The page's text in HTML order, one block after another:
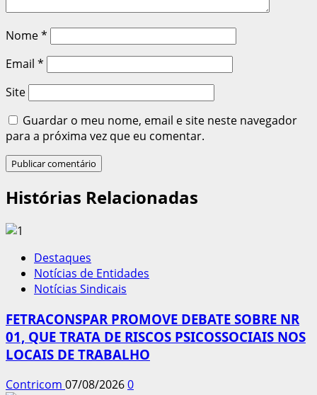
Nome*
Email *
Site
Guardar o meu nome, email e site neste navegador
para a próxima vez que eu comentar.
Histórias Relacionadas
Destaques
Notícias de Entidades
Notícias Sindicais
FETRACONSPAR PROMOVE DEBATE SOBRE NR
01, QUE TRATA DE RISCOS PSICOSSOCIAIS NOS
LOCAIS DE TRABALHO
Contricom 07/08/20260